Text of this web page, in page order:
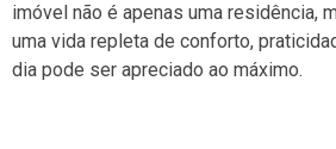
imóvel não é apenas uma residência,
uma vida repleta de conforto,
dia pode ser apreciado ao máximo.